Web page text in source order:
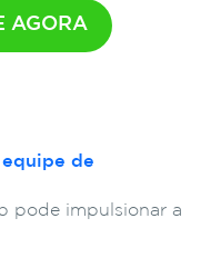
AGORA
de
pode impulsionar a